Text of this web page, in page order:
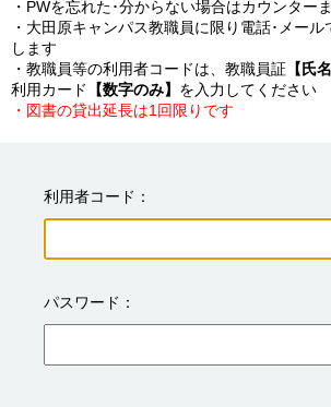
・PWを忘れた･分からない場合はカウンター
・大田原キャンパス教職員に限り電話･メー
します
・教職員等の利用者コードは、教職員証 【氏
利用カード
【数字のみ】
・図書の貸出延長は1回限りです
利用者コード
パスワード